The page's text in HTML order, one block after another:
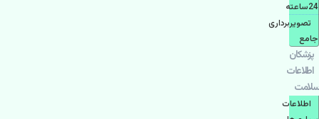
24ساعته
تصویربرداری
جامع
پزشكان
اطلاعات
سلامت
اطلاعات